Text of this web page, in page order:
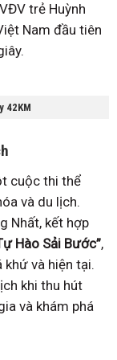
trẻ Huỳnh
Nam đầu tiên
42KM
cuộc thi thể
và du lịch.
Nhất, kết hợp
Hào Sải Bước”,
và hiện tại.
khi thu hút
và khám phá